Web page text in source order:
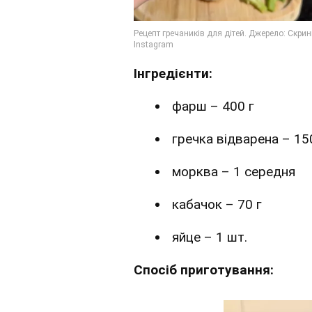
Інгредієнти:
фарш – 400 г
гречка відварена –
морква – 1 середня
кабачок – 70 г
яйце – 1 шт.
Спосіб приготування: